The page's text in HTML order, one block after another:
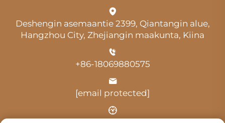
Deshengin asemaantie 2399, Qiantangin alue,
Hangzhou City, Zhejiangin maakunta, Kiina
+86-18069880575
[email protected]